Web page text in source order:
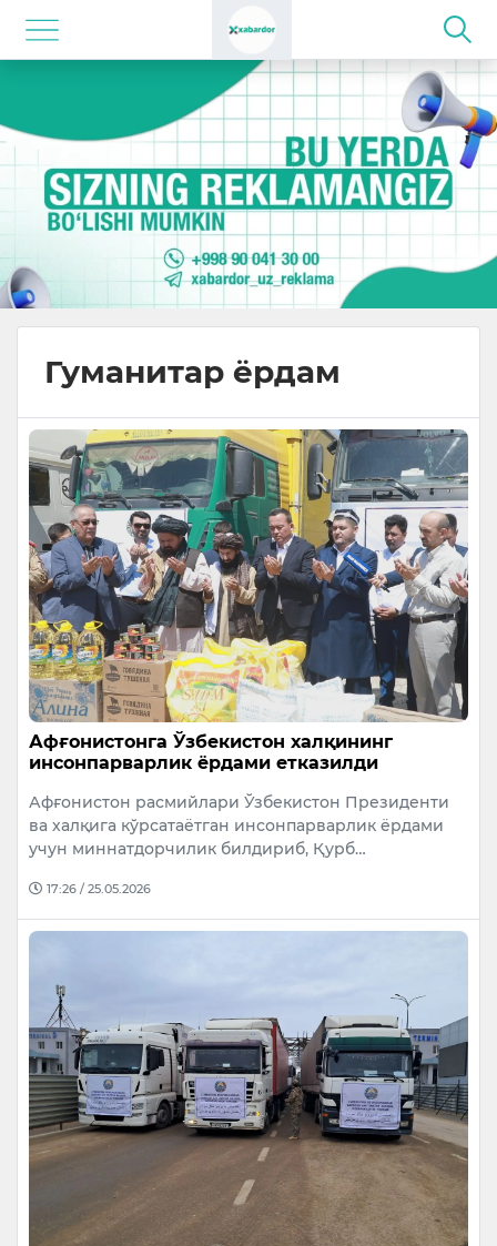
Гуманитар ёрдам
Афғонистонга Ўзбекистон халқининг
инсонпарварлик ёрдами етказилди
Афғонистон расмийлари Ўзбекистон Президенти
ва халқига кўрсатаётган инсонпарварлик ёрдами
учун миннатдорчилик билдириб, Қурб…
17:26 / 25.05.2026